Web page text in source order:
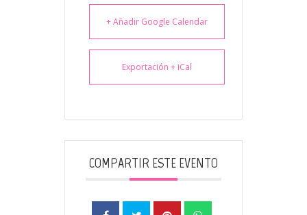
+ Añadir Google Calendar
Exportación + iCal
COMPARTIR ESTE EVENTO